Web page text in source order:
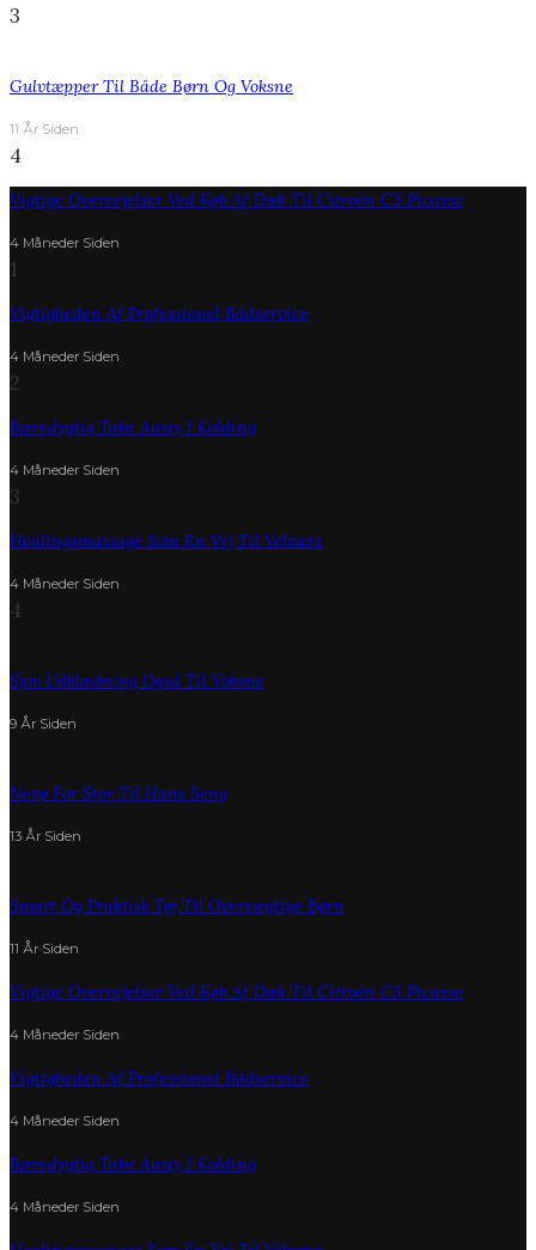
3
Gulvtæpper Til Både Børn Og Voksne
11 År Siden
4
Vigtige Overvejelser Ved Køb Af Dæk Til Citroën C3 Picasso
4 Måneder Siden
1
Vigtigheden Af Professionel Bådservice
4 Måneder Siden
2
Bæredygtig Take Away I Kolding
4 Måneder Siden
3
Healingsmassage Som En Vej Til Velvære
4 Måneder Siden
4
Sjov Udklædning Også Til Voksne
9 År Siden
Nevø For Stor Til Hans Seng
13 År Siden
Smart Og Praktisk Tøj Til Overvægtige Børn
11 År Siden
Vigtige Overvejelser Ved Køb Af Dæk Til Citroën C3 Picasso
4 Måneder Siden
Vigtigheden Af Professionel Bådservice
4 Måneder Siden
Bæredygtig Take Away I Kolding
4 Måneder Siden